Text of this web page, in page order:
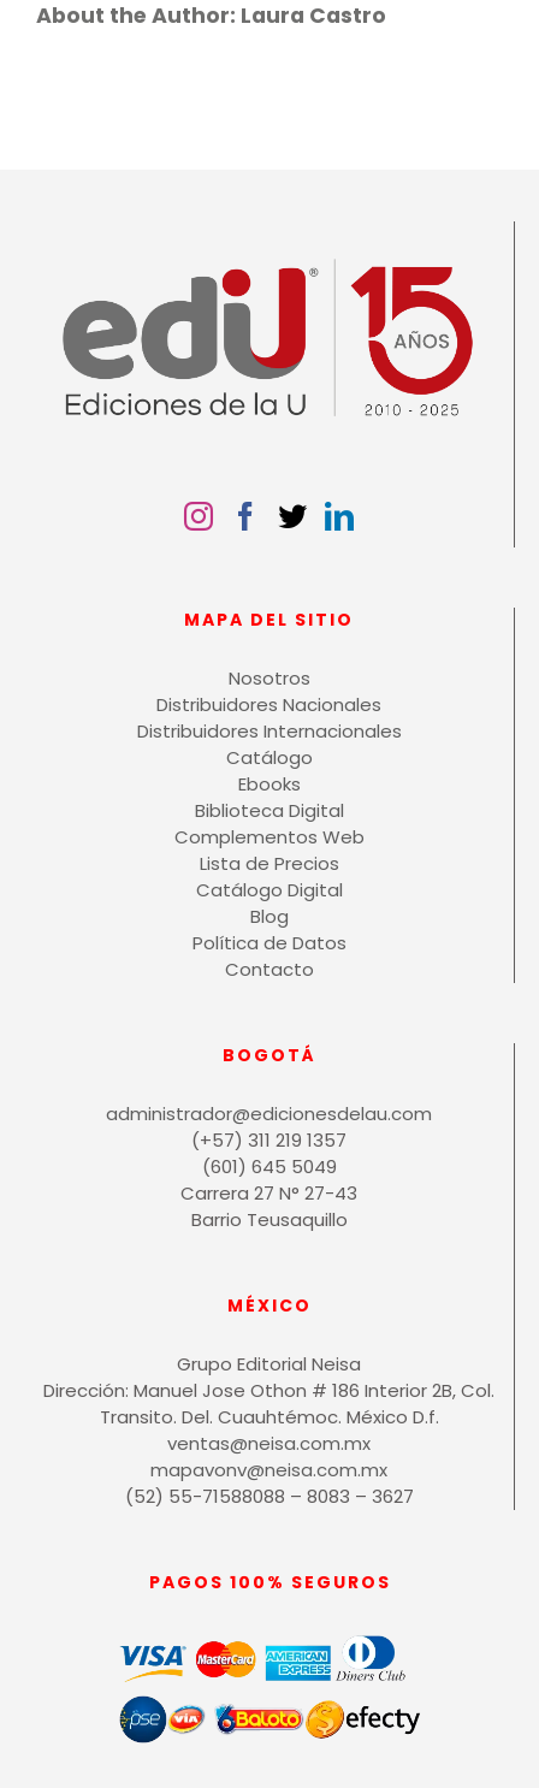
About the Author: Laura Castro
MAPA DEL SITIO
Nosotros
Distribuidores Nacionales
Distribuidores Internacionales
Catálogo
Ebooks
Biblioteca Digital
Complementos Web
Lista de Precios
Catálogo Digital
Blog
Política de Datos
Contacto
BOGOTÁ
administrador@edicionesdelau.com
(+57) 311 219 1357
(601) 645 5049
Carrera 27 N° 27-43
Barrio Teusaquillo
MÉXICO
Grupo Editorial Neisa
Dirección: Manuel Jose Othon # 186 Interior 2B, Col.
Transito. Del. Cuauhtémoc. México D.f.
ventas@neisa.com.mx
mapavonv@neisa.com.mx
(52) 55-71588088 – 8083 – 3627
PAGOS 100% SEGUROS